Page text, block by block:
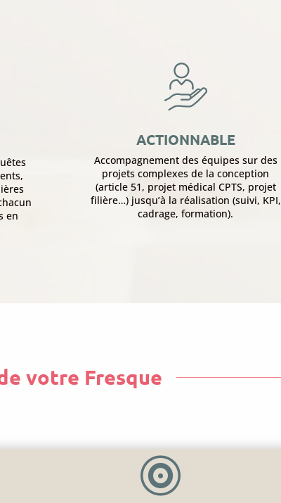
en
ACTIONNABLE
Accompagnement des équipes sur des
projets complexes de la conception
(article 51, projet médical CPTS, projet
filière…) jusqu’à la réalisation (suivi, KPI,
cadrage, formation).
votre Fresque
